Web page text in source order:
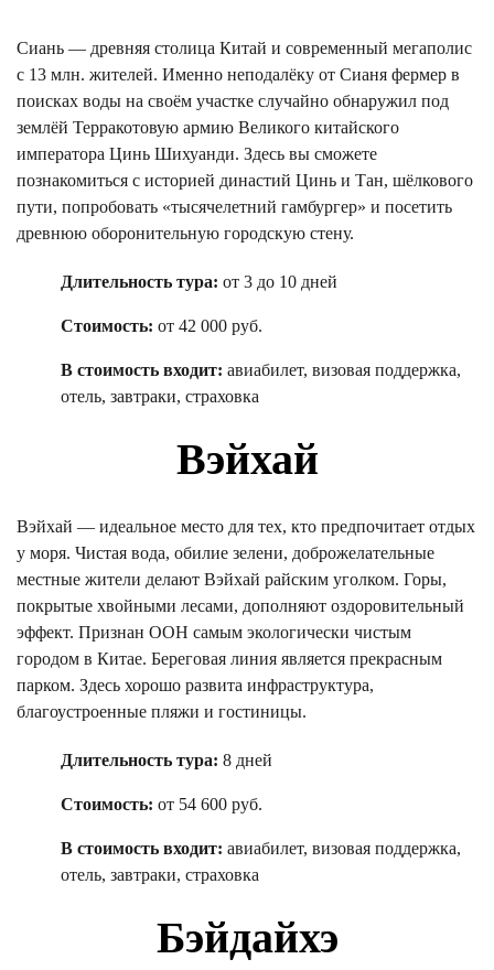
Сиань — древняя столица Китай и современный мегаполис
с 13 млн. жителей. Именно неподалёку от Сианя фермер в
поисках воды на своём участке случайно обнаружил под
землёй Терракотовую армию Великого китайского
императора Цинь Шихуанди. Здесь вы сможете
познакомиться с историей династий Цинь и Тан, шёлкового
пути, попробовать «тысячелетний гамбургер» и посетить
древнюю оборонительную городскую стену.
Длительность тура: от 3 до 10 дней
Стоимость: от 42 000 руб.
В стоимость входит: авиабилет, визовая поддержка,
отель, завтраки, страховка
Вэйхай
Вэйхай — идеальное место для тех, кто предпочитает отдых
у моря. Чистая вода, обилие зелени, доброжелательные
местные жители делают Вэйхай райским уголком. Горы,
покрытые хвойными лесами, дополняют оздоровительный
эффект. Признан ООН самым экологически чистым
городом в Китае. Береговая линия является прекрасным
парком. Здесь хорошо развита инфраструктура,
благоустроенные пляжи и гостиницы.
Длительность тура: 8 дней
Стоимость: от 54 600 руб.
В стоимость входит: авиабилет, визовая поддержка,
отель, завтраки, страховка
Бэйдайхэ